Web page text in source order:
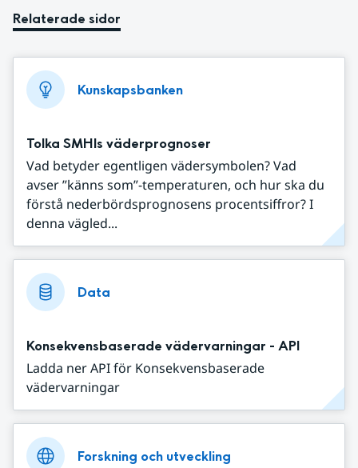
Relaterade sidor
Kunskapsbanken
Tolka SMHIs väderprognoser
Vad betyder egentligen vädersymbolen? Vad
avser ”känns som”-temperaturen, och hur ska du
förstå nederbördsprognosens procentsiffror? I
denna vägled...
Data
Konsekvensbaserade vädervarningar - API
Ladda ner API för Konsekvensbaserade
vädervarningar
Forskning och utveckling